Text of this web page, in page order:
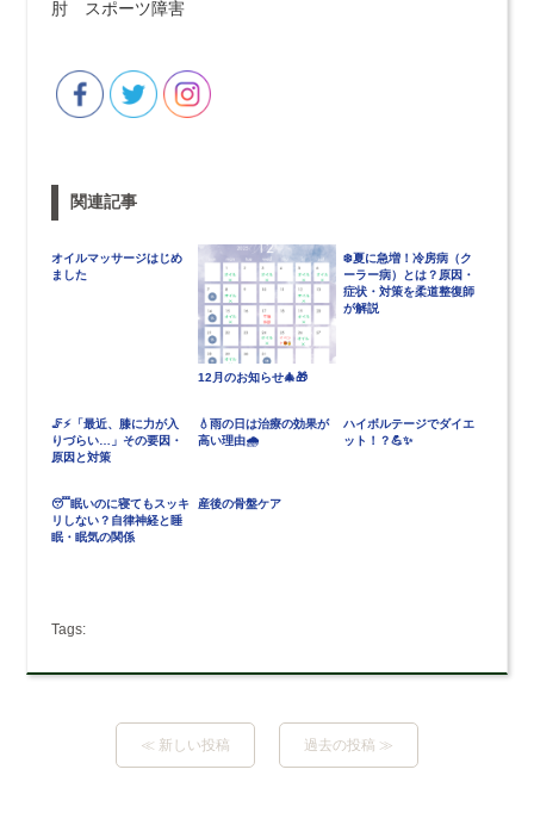
肘 スポーツ障害
関連記事
オイルマッサージはじめ
ました
12月のお知らせ🎄🎁
❄️夏に急増！冷房病（ク
ーラー病）とは？原因・
症状・対策を柔道整復師
が解説
🦵⚡「最近、膝に力が入
りづらい…」その要因・
原因と対策
💧雨の日は治療の効果が
高い理由🌧️
ハイボルテージでダイエ
ット！？💪✨
😴眠いのに寝てもスッキ
リしない？自律神経と睡
眠・眠気の関係
産後の骨盤ケア
Tags:
≪ 新しい投稿 過去の投稿 ≫